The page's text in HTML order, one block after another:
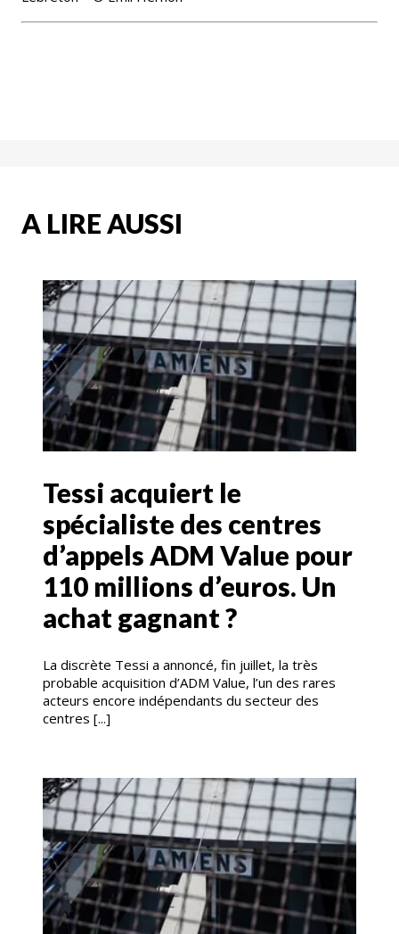
A LIRE AUSSI
Tessi acquiert le
spécialiste des centres
d’appels ADM Value pour
110 millions d’euros. Un
achat gagnant ?
La discrète Tessi a annoncé, fin juillet, la très
probable acquisition d’ADM Value, l’un des rares
acteurs encore indépendants du secteur des
centres [...]